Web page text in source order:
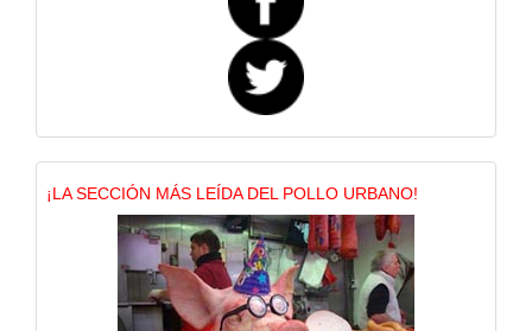
¡LA SECCIÓN MÁS LEÍDA DEL POLLO URBANO!